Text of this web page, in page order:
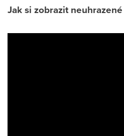
Jak si zobrazit